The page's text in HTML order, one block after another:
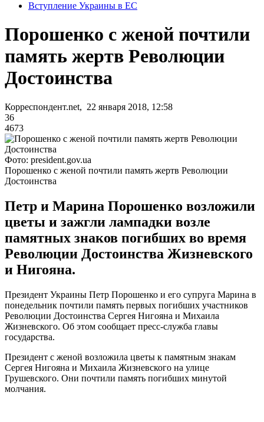
Вступление Украины в ЕС
Порошенко с женой почтили
память жертв Революции
Достоинства
Корреспондент.net, 22 января 2018, 12:58
36
4673
Фото: president.gov.ua
Порошенко с женой почтили память жертв Революции
Достоинства
Петр и Марина Порошенко возложили
цветы и зажгли лампадки возле
памятных знаков погибших во время
Революции Достоинства Жизневского
и Нигояна.
Президент Украины Петр Порошенко и его супруга Марина в
понедельник почтили память первых погибших участников
Революции Достоинства Сергея Нигояна и Михаила
Жизневского. Об этом сообщает пресс-служба главы
государства.
Президент с женой возложила цветы к памятным знакам
Сергея Нигояна и Михаила Жизневского на улице
Грушевского. Они почтили память погибших минутой
молчания.